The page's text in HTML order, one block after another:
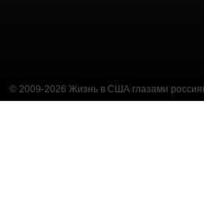
© 2009-2026 Жизнь в США глазами